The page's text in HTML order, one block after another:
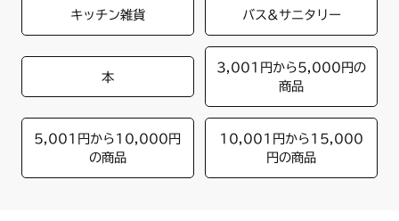
キッチン雑貨 バス&サニタリー
本
3,001円から5,000円の
商品
5,001円から10,000円
の商品
10,001円から15,000
円の商品